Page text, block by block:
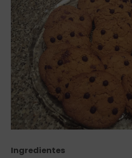
Ingredientes